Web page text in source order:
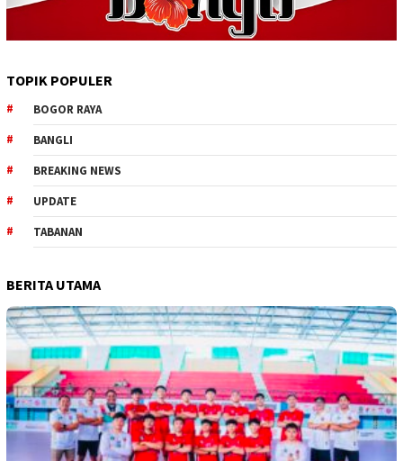
TOPIK POPULER
BOGOR RAYA
BANGLI
BREAKING NEWS
UPDATE
TABANAN
BERITA UTAMA